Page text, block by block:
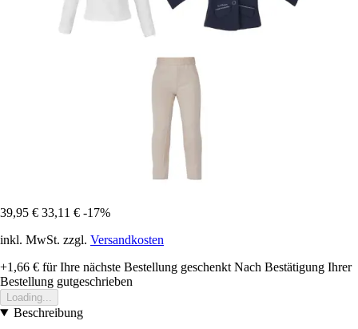
39,95 € 33,11 € -17%
inkl. MwSt. zzgl. Versandkosten
+1,66 € für Ihre nächste Bestellung geschenkt Nach Bestätigung Ihrer
Bestellung gutgeschrieben
Loading...
Beschreibung